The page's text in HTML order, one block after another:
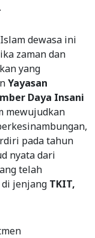
dewasa ini
zaman dan
yang
Yayasan
Daya Insani
mewujudkan
pada tahun
nyata dari
telah
jenjang TKIT,